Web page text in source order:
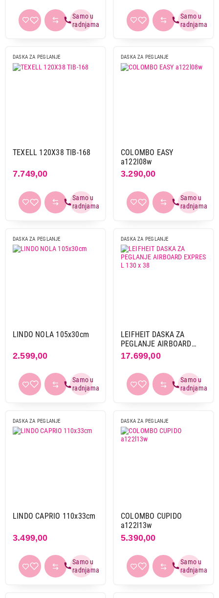
DASKA ZA PEGLANJE
TEXELL 120X38 TIB-168
7.749,00
DASKA ZA PEGLANJE
COLOMBO EASY
a122l08w
3.290,00
DASKA ZA PEGLANJE
LINDO NOLA 105x30cm
2.599,00
DASKA ZA PEGLANJE
LEIFHEIT DASKA ZA
PEGLANJE AIRBOARD
EXPRES L 130 x 38
17.699,00
DASKA ZA PEGLANJE
LINDO CAPRIO 110x33cm
3.499,00
DASKA ZA PEGLANJE
COLOMBO CUPIDO
a122l13w
5.390,00
TEXELL TIB-257
Proizvod je dodat u korpu.